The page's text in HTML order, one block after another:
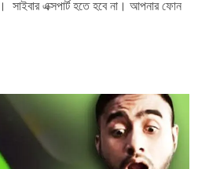
এক্সপার্ট হতে হবে না। আপনার ফোন